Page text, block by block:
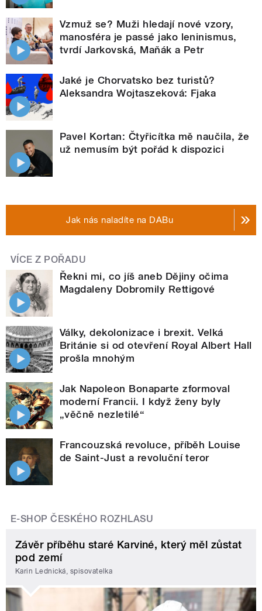
Vzmuž se? Muži hledají nové vzory,
manosféra je passé jako leninismus,
tvrdí Jarkovská, Maňák a Petr
Jaké je Chorvatsko bez turistů?
Aleksandra Wojtaszeková: Fjaka
Pavel Kortan: Čtyřicítka mě naučila, že
už nemusím být pořád k dispozici
Jak nás naladíte na DABu
VÍCE Z POŘADU
Řekni mi, co jíš aneb Dějiny očima
Magdaleny Dobromily Rettigové
Války, dekolonizace i brexit. Velká
Británie si od otevření Royal Albert Hall
prošla mnohým
Jak Napoleon Bonaparte zformoval
moderní Francii. I když ženy byly
„věčně nezletilé“
Francouzská revoluce, příběh Louise
de Saint-Just a revoluční teror
E-SHOP ČESKÉHO ROZHLASU
Závěr příběhu staré Karviné, který měl zůstat
pod zemí
Karin Lednická, spisovatelka